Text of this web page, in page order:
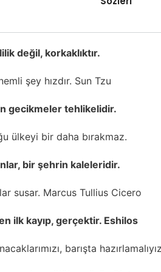
değil, korkaklıktır.
şey hızdır. Sun Tzu
gecikmeler tehlikelidir.
ülkeyi bir daha bırakmaz.
bir şehrin kaleleridir.
susar. Marcus Tullius Cicero
ilk kayıp, gerçektir. Eshilos
barışta